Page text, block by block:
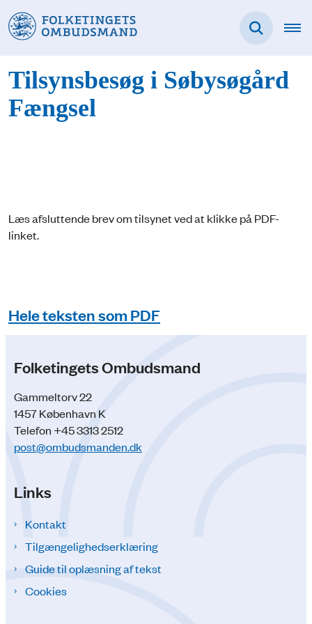
Tilsynsbesøg i Søbysøgård
Fængsel
Læs afsluttende brev om tilsynet ved at klikke på PDF-
linket.
Hele teksten som PDF
Folketingets Ombudsmand
Gammeltorv 22
1457 København K
Telefon +45 3313 2512
post@ombudsmanden.dk
Links
Kontakt
Tilgængelighedserklæring
Guide til oplæsning af tekst
Cookies